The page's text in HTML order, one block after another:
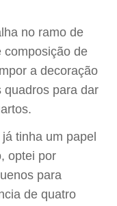
no ramo de
composição de
a decoração
quadros para dar
tinha um papel
optei por
para
de quatro